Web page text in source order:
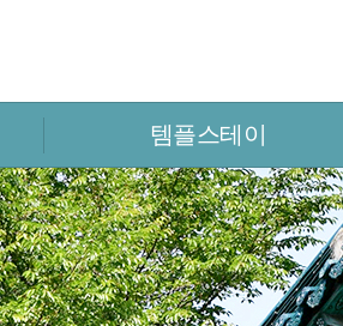
템플스테이